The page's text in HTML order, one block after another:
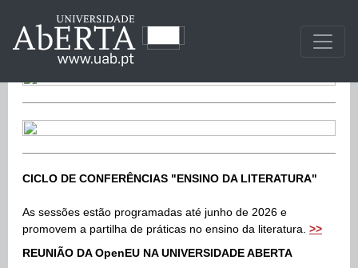
CICLO DE CONFERÊNCIAS "ENSINO DA LITERATURA"
As sessões estão programadas até junho de 2026 e
promovem a partilha de práticas no ensino da literatura. >>
REUNIÃO DA OpenEU NA UNIVERSIDADE ABERTA